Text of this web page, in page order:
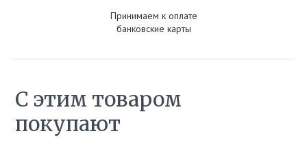
Принимаем к оплате
банковские карты
С этим товаром
покупают